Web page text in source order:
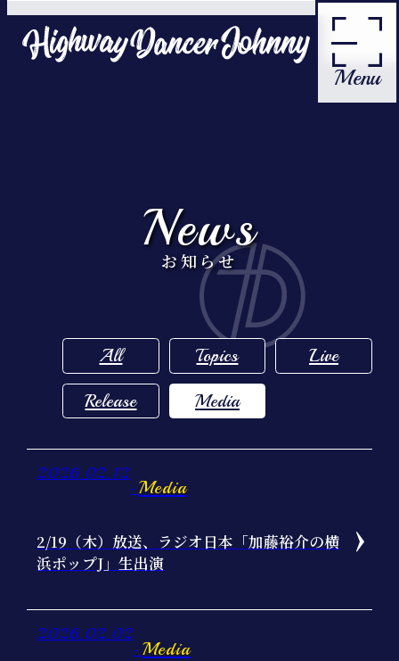
Profile
Contact
Menu
News
お知らせ
All Topics Live
Release Media
2026.02.12
- Media
2/19（木）放送、ラジオ日本「加藤裕介の横
浜ポップJ」生出演
2026.02.02
- Media